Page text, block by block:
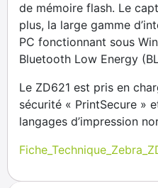
de mémoire flash. Le
plus, la large gamme
PC fonctionnant sous
Bluetooth Low Energy
Le ZD621 est pris en
sécurité « PrintSecure »
langages d’impression